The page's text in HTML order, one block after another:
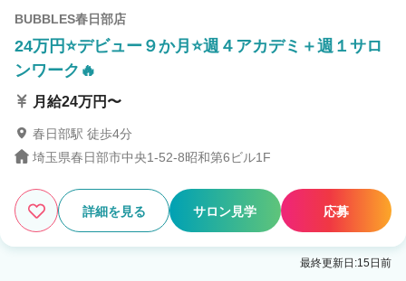
BUBBLES春日部店
24万円⭐デビュー９か月⭐週４アカデミ＋週１サロ
ンワーク🔥
月給24万円〜
春日部駅 徒歩4分
埼玉県春日部市中央1-52-8昭和第6ビル1F
詳細を見る サロン見学 応募
最終更新日:15日前